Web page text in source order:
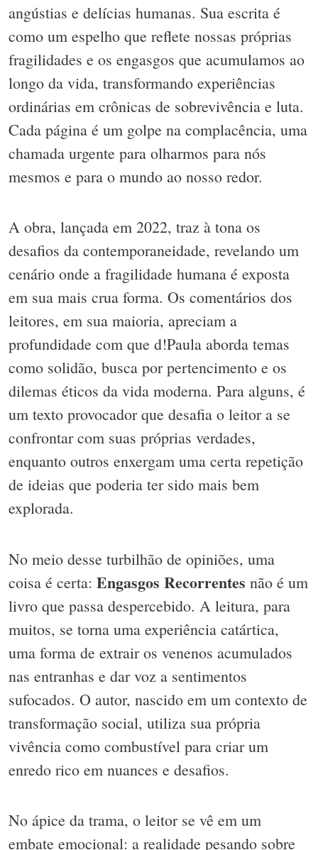
angústias e delícias humanas. Sua escrita é
como um espelho que reflete nossas próprias
fragilidades e os engasgos que acumulamos ao
longo da vida, transformando experiências
ordinárias em crônicas de sobrevivência e luta.
Cada página é um golpe na complacência, uma
chamada urgente para olharmos para nós
mesmos e para o mundo ao nosso redor.
A obra, lançada em 2022, traz à tona os
desafios da contemporaneidade, revelando um
cenário onde a fragilidade humana é exposta
em sua mais crua forma. Os comentários dos
leitores, em sua maioria, apreciam a
profundidade com que d!Paula aborda temas
como solidão, busca por pertencimento e os
dilemas éticos da vida moderna. Para alguns, é
um texto provocador que desafia o leitor a se
confrontar com suas próprias verdades,
enquanto outros enxergam uma certa repetição
de ideias que poderia ter sido mais bem
explorada.
No meio desse turbilhão de opiniões, uma
coisa é certa: Engasgos Recorrentes não é um
livro que passa despercebido. A leitura, para
muitos, se torna uma experiência catártica,
uma forma de extrair os venenos acumulados
nas entranhas e dar voz a sentimentos
sufocados. O autor, nascido em um contexto de
transformação social, utiliza sua própria
vivência como combustível para criar um
enredo rico em nuances e desafios.
No ápice da trama, o leitor se vê em um
embate emocional: a realidade pesando sobre